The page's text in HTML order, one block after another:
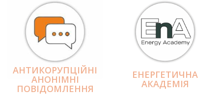
АНТИКОРУПЦІЙНІ
АНОНІМНІ
ПОВІДОМЛЕННЯ
ЕНЕРГЕТИЧНА
АКАДЕМІЯ